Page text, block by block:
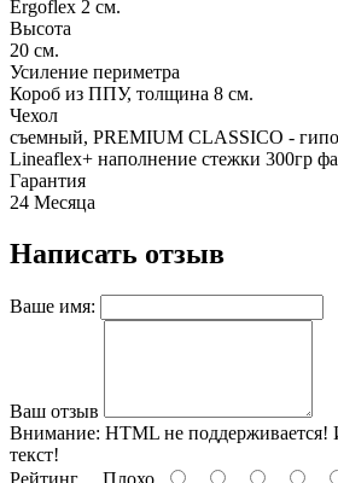
Ergoflex 2 см.
Высота
20 см.
Усиление периметра
Короб из ППУ, толщина 8 см.
Чехол
съемный, PREMIUM CLASSICO -
Lineaflex+ наполнение стежки 300гр
Гарантия
24 Месяца
Написать отзыв
Ваше имя:
Ваш отзыв
Внимание: HTML не поддерживается!
текст!